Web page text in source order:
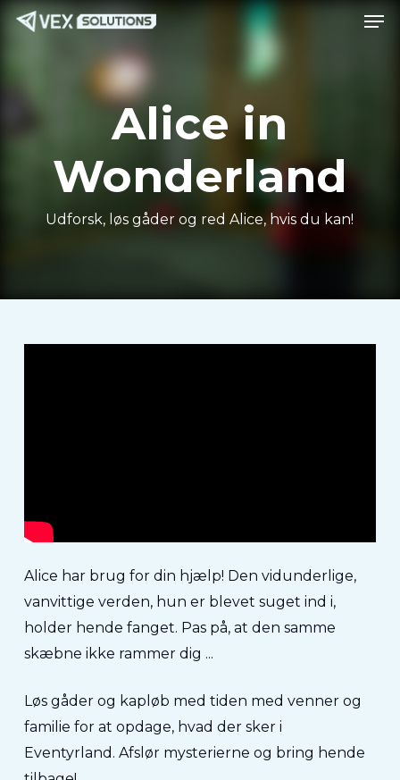
Spring
hovedindhold
Alice in
Wonderland
Udforsk, løs gåder og red Alice, hvis du kan!
Alice har brug for din hjælp! Den vidunderlige,
vanvittige verden, hun er blevet suget ind i,
holder hende fanget. Pas på, at den samme
skæbne ikke rammer dig ...
Løs gåder og kapløb med tiden med venner og
familie for at opdage, hvad der sker i
Eventyrland. Afslør mysterierne og bring hende
Menu